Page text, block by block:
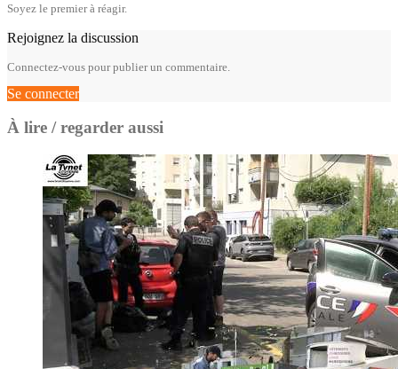
Soyez le premier à réagir.
Rejoignez la discussion
Connectez-vous pour publier un commentaire.
Se connecter
À lire / regarder aussi